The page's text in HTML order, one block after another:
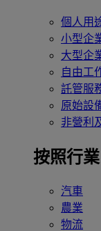
個人用
小型企
大型企
自由工
託管服
原始設
非營利
按照行業
汽車
農業
物流